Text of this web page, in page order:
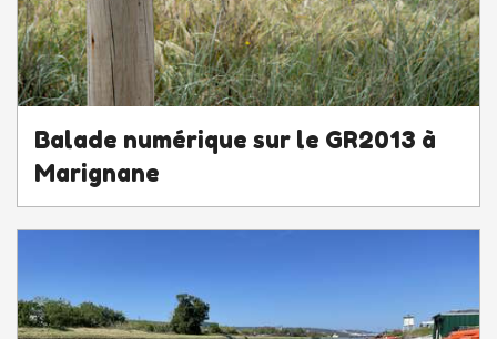
Balade numérique sur le GR2013 à
Marignane